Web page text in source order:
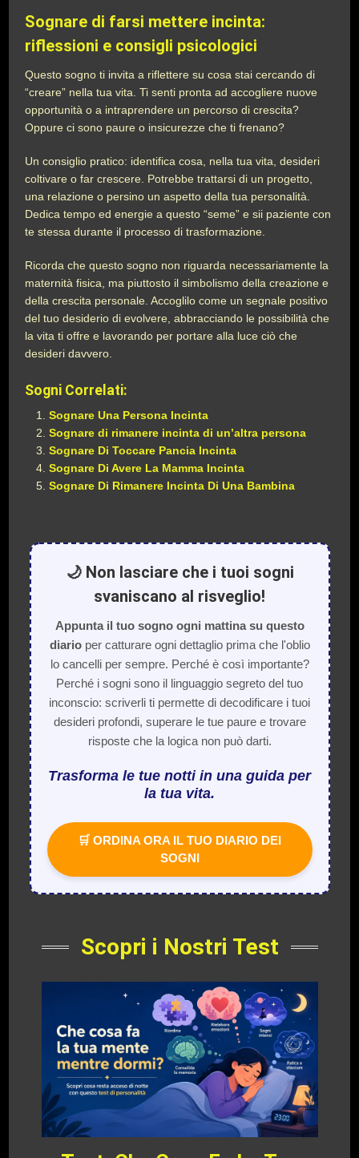
Sognare di farsi mettere incinta:
riflessioni e consigli psicologici
Questo sogno ti invita a riflettere su cosa stai cercando di
“creare” nella tua vita. Ti senti pronta ad accogliere nuove
opportunità o a intraprendere un percorso di crescita?
Oppure ci sono paure o insicurezze che ti frenano?
Un consiglio pratico: identifica cosa, nella tua vita, desideri
coltivare o far crescere. Potrebbe trattarsi di un progetto,
una relazione o persino un aspetto della tua personalità.
Dedica tempo ed energie a questo “seme” e sii paziente con
te stessa durante il processo di trasformazione.
Ricorda che questo sogno non riguarda necessariamente la
maternità fisica, ma piuttosto il simbolismo della creazione e
della crescita personale. Accoglilo come un segnale positivo
del tuo desiderio di evolvere, abbracciando le possibilità che
la vita ti offre e lavorando per portare alla luce ciò che
desideri davvero.
Sogni Correlati:
Sognare Una Persona Incinta
Sognare di rimanere incinta di un’altra persona
Sognare Di Toccare Pancia Incinta
Sognare Di Avere La Mamma Incinta
Sognare Di Rimanere Incinta Di Una Bambina
🌙 Non lasciare che i tuoi sogni
svaniscano al risveglio!
Appunta il tuo sogno ogni mattina su questo
diarioper catturare ogni dettaglio prima che l'oblio
lo cancelli per sempre. Perché è così importante?
Perché i sogni sono il linguaggio segreto del tuo
inconscio: scriverli ti permette di decodificare i tuoi
desideri profondi, superare le tue paure e trovare
risposte che la logica non può darti.
Trasforma le tue notti in una guida per
la tua vita.
🛒 ORDINA ORA IL TUO DIARIO DEI
SOGNI
Scopri i Nostri Test